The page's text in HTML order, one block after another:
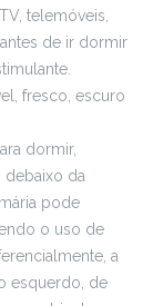
telemóveis,
de ir dormir
fresco, escuro
dormir,
debaixo da
pode
o uso de
a
esquerdo, de